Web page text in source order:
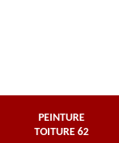
PEINTURE
TOITURE 62